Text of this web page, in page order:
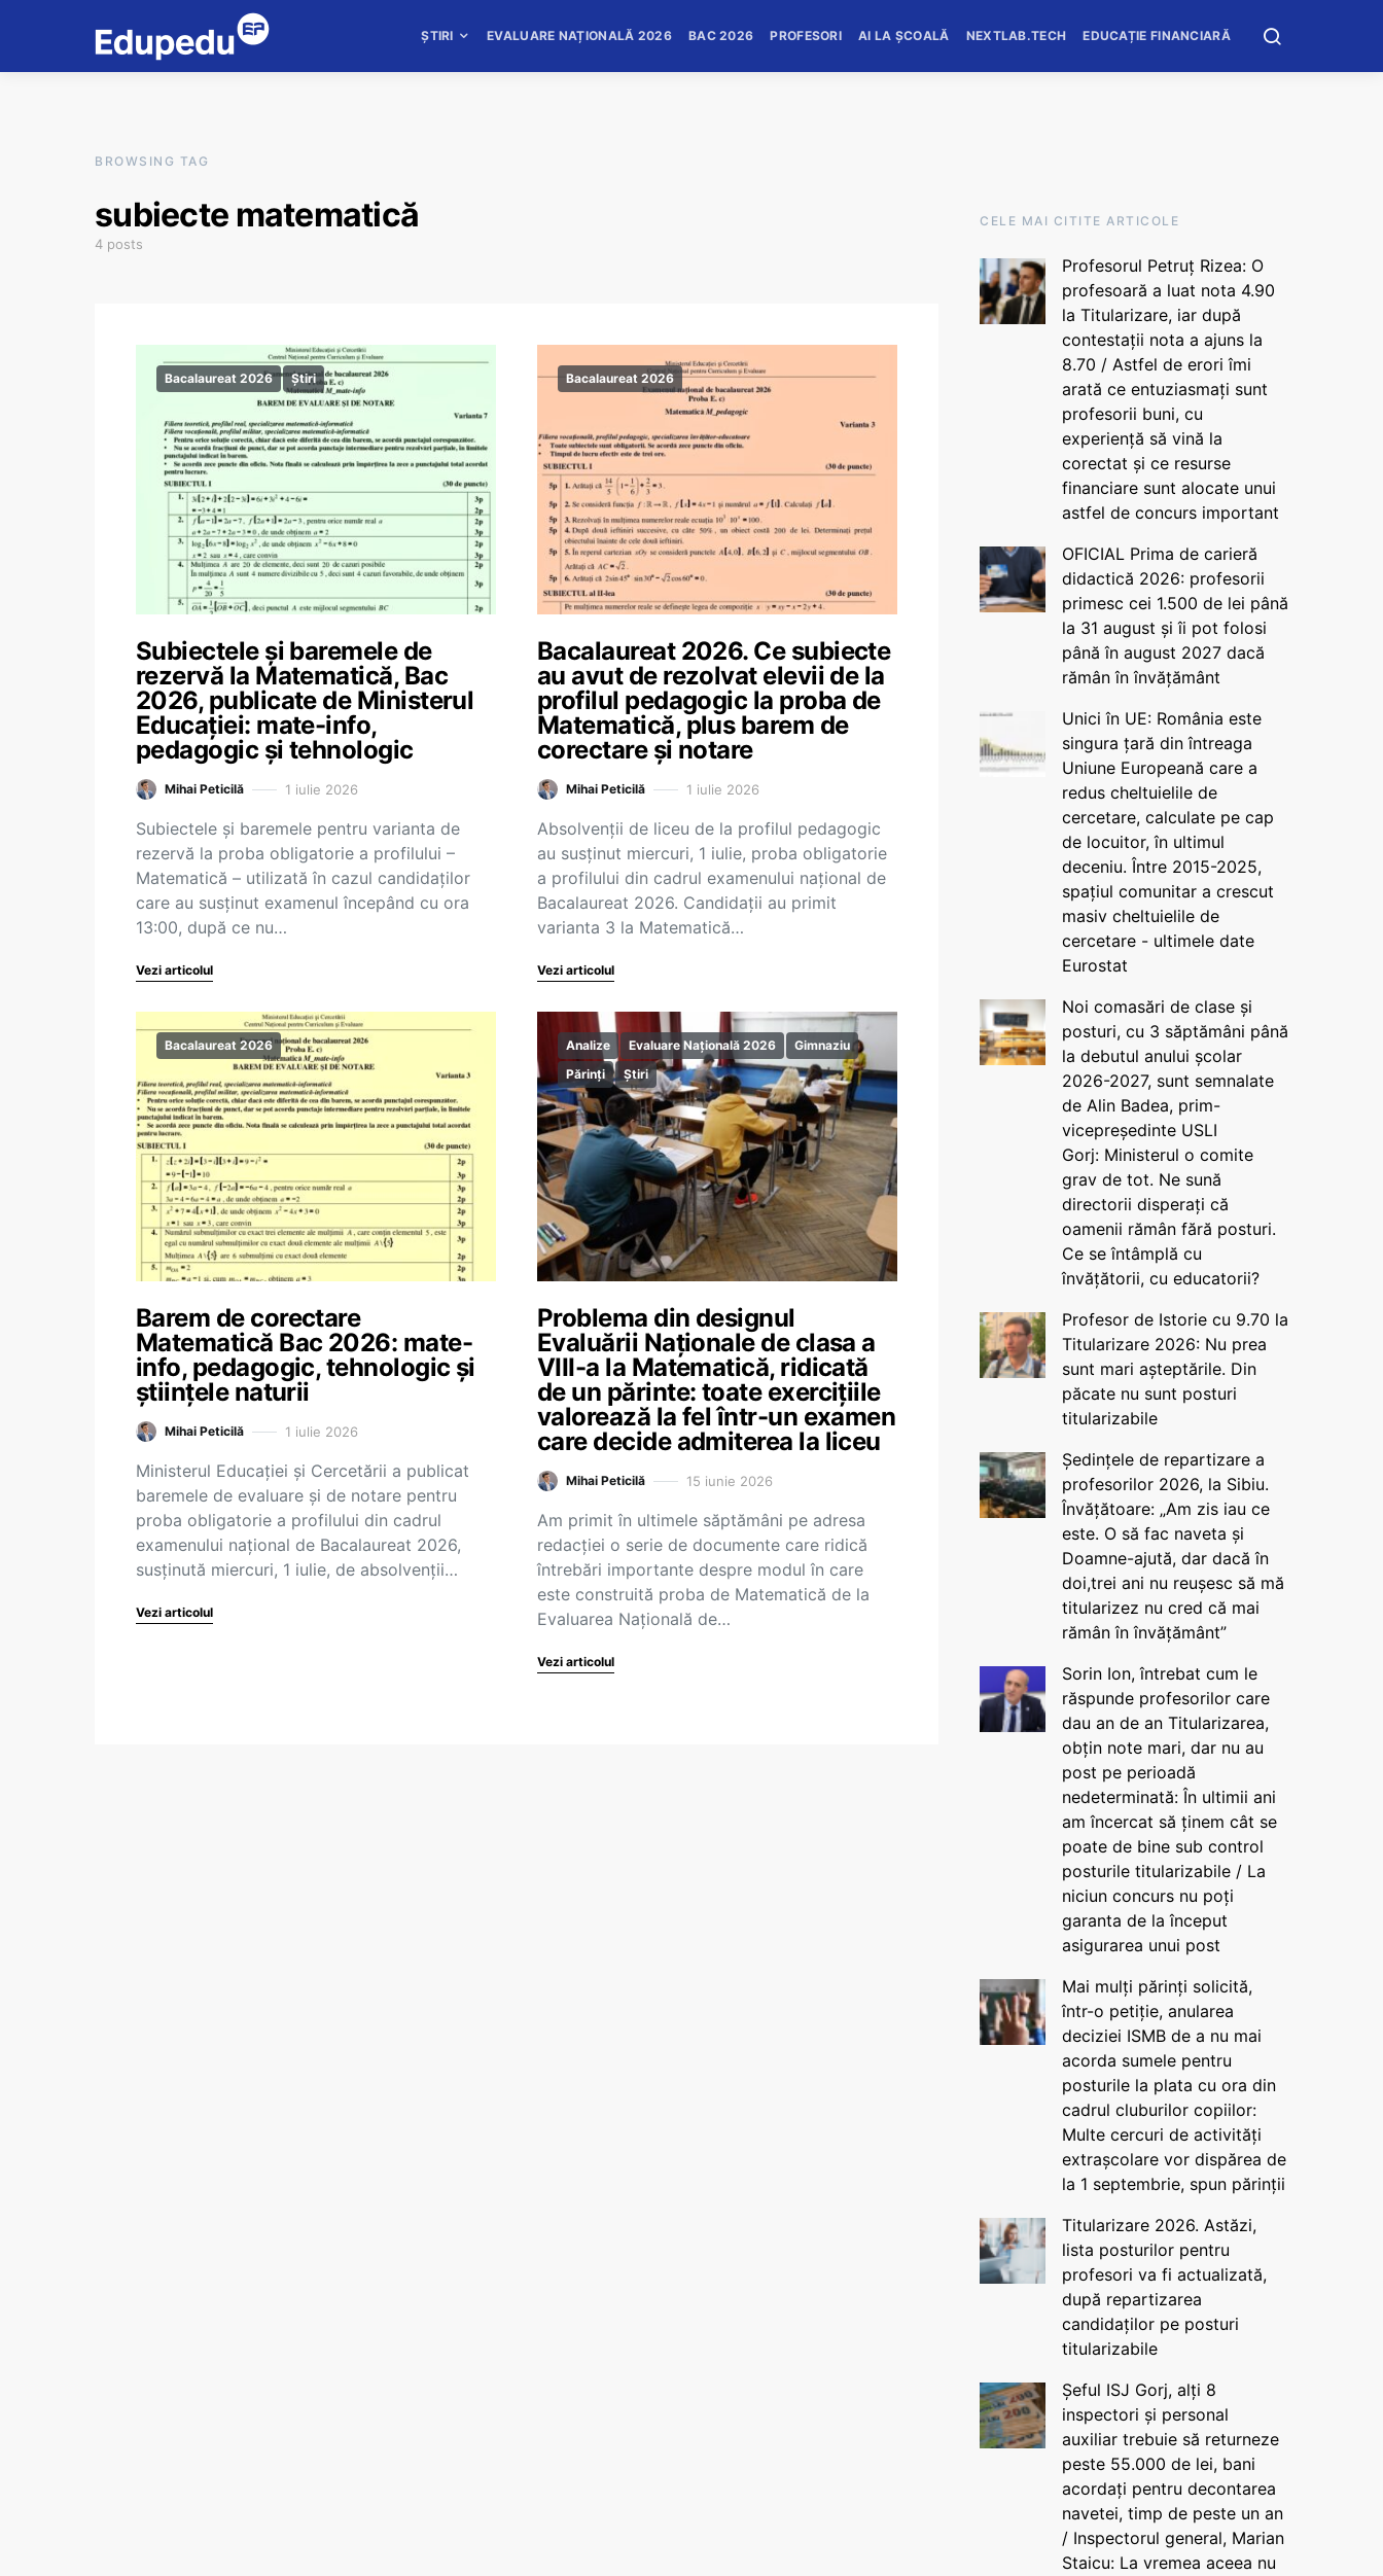
ȘTIRI EVALUARE NAȚIONALĂ 2026 BAC 2026 PROFESORI AI LA ȘCOALĂ NEXTLAB.TECH EDUCAȚIE FINANCIARĂ
BROWSING TAG
subiecte matematică
4 posts
Bacalaureat 2026 Știri
Subiectele și baremele de
rezervă la Matematică, Bac
2026, publicate de Ministerul
Educației: mate-info,
pedagogic și tehnologic
Mihai Peticilă 1 iulie 2026
Subiectele și baremele pentru varianta de
rezervă la proba obligatorie a profilului –
Matematică – utilizată în cazul candidaților
care au susținut examenul începând cu ora
13:00, după ce nu…
Vezi articolul
Bacalaureat 2026
Bacalaureat 2026. Ce subiecte
au avut de rezolvat elevii de la
profilul pedagogic la proba de
Matematică, plus barem de
corectare și notare
Mihai Peticilă 1 iulie 2026
Absolvenții de liceu de la profilul pedagogic
au susținut miercuri, 1 iulie, proba obligatorie
a profilului din cadrul examenului național de
Bacalaureat 2026. Candidații au primit
varianta 3 la Matematică…
Vezi articolul
Bacalaureat 2026
Barem de corectare
Matematică Bac 2026: mate-
info, pedagogic, tehnologic și
științele naturii
Mihai Peticilă 1 iulie 2026
Ministerul Educației și Cercetării a publicat
baremele de evaluare și de notare pentru
proba obligatorie a profilului din cadrul
examenului național de Bacalaureat 2026,
susținută miercuri, 1 iulie, de absolvenții…
Vezi articolul
Analize Evaluare Națională 2026
Gimnaziu
Părinți
Știri
Problema din designul
Evaluării Naționale de clasa a
VIII-a la Matematică, ridicată
de un părinte: toate exercițiile
valorează la fel într-un examen
care decide admiterea la liceu
Mihai Peticilă 15 iunie 2026
Am primit în ultimele săptămâni pe adresa
redacției o serie de documente care ridică
întrebări importante despre modul în care
este construită proba de Matematică de la
Evaluarea Națională de…
Vezi articolul
CELE MAI CITITE ARTICOLE
Profesorul Petruț Rizea: O
profesoară a luat nota 4.90
la Titularizare, iar după
contestații nota a ajuns la
8.70 / Astfel de erori îmi
arată ce entuziasmați sunt
profesorii buni, cu
experiență să vină la
corectat și ce resurse
financiare sunt alocate unui
astfel de concurs important
OFICIAL Prima de carieră
didactică 2026: profesorii
primesc cei 1.500 de lei până
la 31 august și îi pot folosi
până în august 2027 dacă
rămân în învățământ
Unici în UE: România este
singura țară din întreaga
Uniune Europeană care a
redus cheltuielile de
cercetare, calculate pe cap
de locuitor, în ultimul
deceniu. Între 2015-2025,
spațiul comunitar a crescut
masiv cheltuielile de
cercetare - ultimele date
Eurostat
Noi comasări de clase și
posturi, cu 3 săptămâni până
la debutul anului școlar
2026-2027, sunt semnalate
de Alin Badea, prim-
vicepreședinte USLI
Gorj: Ministerul o comite
grav de tot. Ne sună
directorii disperați că
oamenii rămân fără posturi.
Ce se întâmplă cu
învățătorii, cu educatorii?
Profesor de Istorie cu 9.70 la
Titularizare 2026: Nu prea
sunt mari așteptările. Din
păcate nu sunt posturi
titularizabile
Ședințele de repartizare a
profesorilor 2026, la Sibiu.
Învățătoare: „Am zis iau ce
este. O să fac naveta și
Doamne-ajută, dar dacă în
doi,trei ani nu reușesc să mă
titularizez nu cred că mai
rămân în învățământ”
Sorin Ion, întrebat cum le
răspunde profesorilor care
dau an de an Titularizarea,
obțin note mari, dar nu au
post pe perioadă
nedeterminată: În ultimii ani
am încercat să ținem cât se
poate de bine sub control
posturile titularizabile / La
niciun concurs nu poți
garanta de la început
asigurarea unui post
Mai mulți părinți solicită,
într-o petiție, anularea
deciziei ISMB de a nu mai
acorda sumele pentru
posturile la plata cu ora din
cadrul cluburilor copiilor:
Multe cercuri de activități
extrașcolare vor dispărea de
la 1 septembrie, spun părinții
Titularizare 2026. Astăzi,
lista posturilor pentru
profesori va fi actualizată,
după repartizarea
candidaților pe posturi
titularizabile
Șeful ISJ Gorj, alți 8
inspectori și personal
auxiliar trebuie să returneze
peste 55.000 de lei, bani
acordați pentru decontarea
navetei, timp de peste un an
/ Inspectorul general, Marian
Staicu: La vremea aceea nu